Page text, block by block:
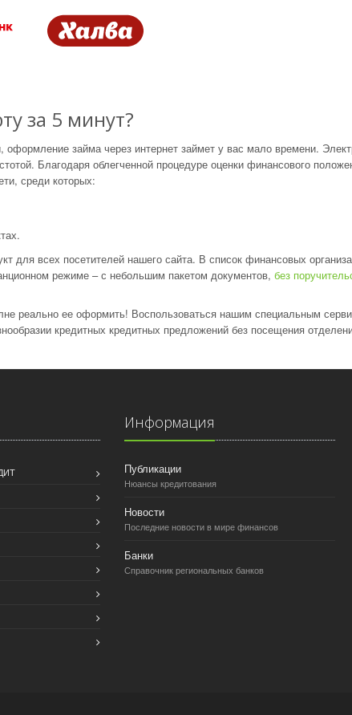
за 5 минут?
оформление займа через интернет займет у вас мало времени.
Благодаря облегченной процедуре оценки финансового
среди которых:
для всех посетителей нашего сайта. В список финансовых
режиме – с небольшим пакетом документов, без
реально ее оформить! Воспользоваться нашим специальным
кредитных кредитных предложений без посещения
Информация
Публикации
Нюансы кредитования
Новости
Последние новости в мире финансов
Банки
Справочник региональных банков